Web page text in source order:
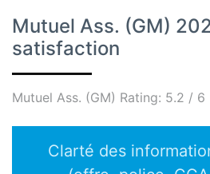
Mutuel Ass. (GM)
satisfaction
Mutuel Ass. (GM) Rating: 5.2 / 6
Clarté des